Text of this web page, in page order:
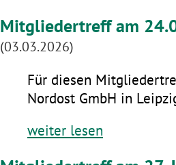
Mitgliedertreff am
(03.03.2026)
Für diesen
Nordost GmbH in
weiter lesen